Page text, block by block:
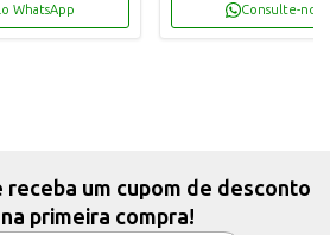
WhatsApp Consulte-nos
receba um cupom de desconto
primeira compra!